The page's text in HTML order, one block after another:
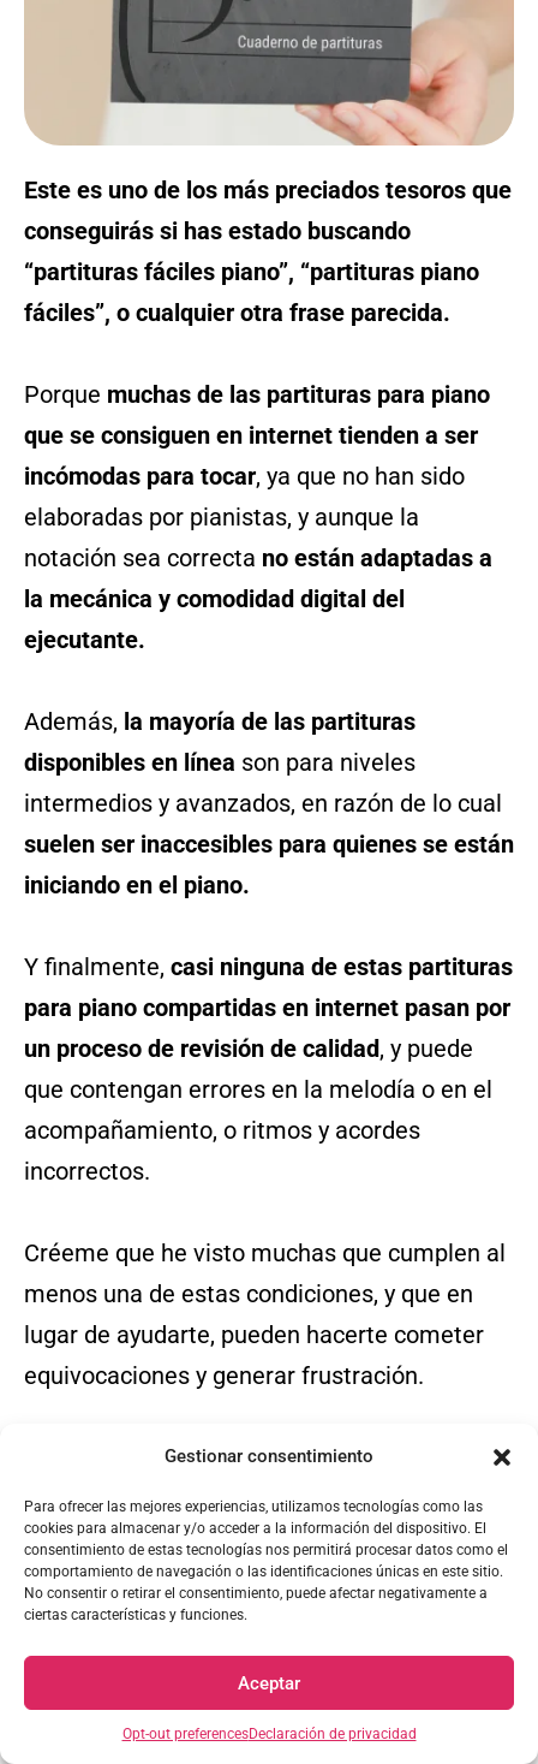
Gestionar consentimiento
Para ofrecer las mejores experiencias, utilizamos tecnologías como las
cookies para almacenar y/o acceder a la información del dispositivo. El
consentimiento de estas tecnologías nos permitirá procesar datos como el
comportamiento de navegación o las identificaciones únicas en este sitio.
No consentir o retirar el consentimiento, puede afectar negativamente a
ciertas características y funciones.
Aceptar
Opt-out preferencesDeclaración de privacidad
Este es uno de los más preciados tesoros que
conseguirás si has estado buscando
“partituras fáciles piano”, “partituras piano
fáciles”, o cualquier otra frase parecida.
Porque muchas de las partituras para piano
que se consiguen en internet tienden a ser
incómodas para tocar, ya que no han sido
elaboradas por pianistas, y aunque la
notación sea correcta no están adaptadas a
la mecánica y comodidad digital del
ejecutante.
Además, la mayoría de las partituras
disponibles en línea son para niveles
intermedios y avanzados, en razón de lo cual
suelen ser inaccesibles para quienes se están
iniciando en el piano.
Y finalmente, casi ninguna de estas partituras
para piano compartidas en internet pasan por
un proceso de revisión de calidad, y puede
que contengan errores en la melodía o en el
acompañamiento, o ritmos y acordes
incorrectos.
Créeme que he visto muchas que cumplen al
menos una de estas condiciones, y que en
lugar de ayudarte, pueden hacerte cometer
equivocaciones y generar frustración.
Las 21 partituras para piano fáciles que te
comparto a continuación han sido revisadas y
adaptadas para pianistas principiantes e
intermedios,y son las que usamos con
nuestros estudiantes de los niveles iniciales
en PIANO EN CASA, para que puedan acceder
a la más grandiosa música del mundo con
partituras acordes a su nivel.